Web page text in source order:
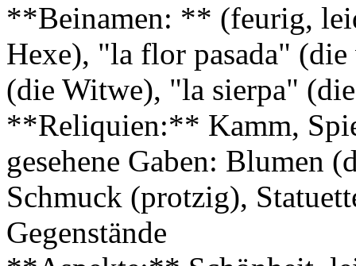
**Beinamen: ** (feurig,
Hexe), "la flor pasada"
(die Witwe), "la sierpa"
**Reliquien:** Kamm,
gesehene Gaben: Blumen
Schmuck (protzig),
Gegenstände